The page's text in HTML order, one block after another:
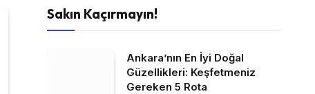
Sakın Kaçırmayın!
Ankara’nın En İyi Doğal
Güzellikleri: Keşfetmeniz
Gereken 5 Rota